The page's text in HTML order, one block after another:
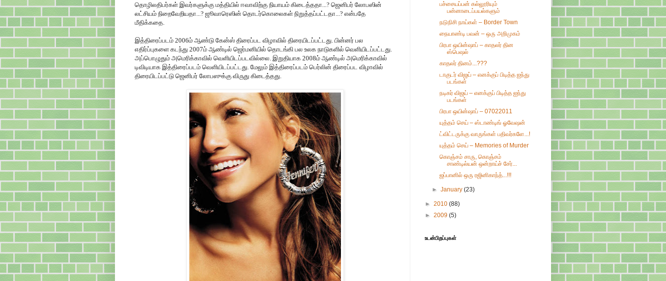
தொழிலதிபர்கள் இவர்களுக்கு மத்தியில் ஈவாவிற்கு நியாயம் கிடைத்ததா...? ஜெனிபர் லோபஸின்
லட்சியம் நிறைவேறியதா...? ஜூவாரெஸின் தொடர்கொலைகள் நிறுத்தப்பட்டதா...? என்பதே
மீதிக்கதை.
இத்திரைப்படம் 2006ம் ஆண்டு கேன்ஸ் திரைப்பட விழாவில் திரையிடப்பட்டது. பின்னர் பல
எதிர்ப்புகளை கடந்து 2007ம் ஆண்டில் ஜெர்மனியில் தொடங்கி பல உலக நாடுகளில் வெளியிடப்பட்டது.
அப்பொழுதும் அமெரிக்காவில் வெளியிடப்படவில்லை. இறுதியாக 2008ம் ஆண்டில் அமெரிக்காவில்
டிவிடியாக இத்திரைப்படம் வெளியிடப்பட்டது. மேலும் இத்திரைப்படம் பெர்லின் திரைப்பட விழாவில்
திரையிடப்பட்டு ஜெனிபர் லோபஸுக்கு விருது கிடைத்தது.
பச்சையப்பன் கல்லூரியும்
பன்னாடைப்பயல்களும்
நடுநிசி நாய்கள் – Border Town
நையாண்டி பவன் – ஒரு அறிமுகம்
பிரபா ஒயின்ஷாப் – காதலர் தின
ஸ்பெஷல்
காதலர் தினம்...???
டாகுடர் விஜய் – எனக்குப் பிடித்த ஐந்து
படங்கள்
நடிகர் விஜய் – எனக்குப் பிடித்த ஐந்து
படங்கள்
பிரபா ஒயின்ஷாப் – 07022011
யுத்தம் செய் – ஸ்டாண்டிங் ஓவேஷன்
ட்விட்டருக்கு வாருங்கள் பதிவர்களே...!
யுத்தம் செய் – Memories of Murder
கொஞ்சம் சாரு, கொஞ்சம்
சாண்டில்யன் ஒன்றாய்ச் சேர்...
ஜப்பானில் ஒரு ரஜினிகாந்த்...!!!
►January(23)
► 2010 (88)
► 2009 (5)
உடன்பிறப்புகள்